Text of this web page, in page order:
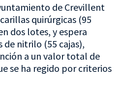
de Crevillent
quirúrgicas (95
dos lotes, y espera
de nitrilo (55 cajas),
a un valor total de
se ha regido por criterios